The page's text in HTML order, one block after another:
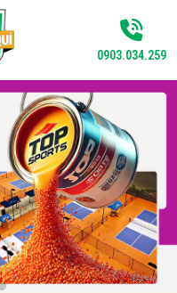
0903.034.259